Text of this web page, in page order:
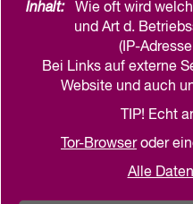
Inhalt: Wie oft wird
und Art d.
(IP-
Bei Links auf externe
Website und auch
TIP! Echt
Tor-Browseroder
Alle